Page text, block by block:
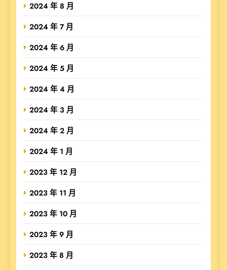
2024 年 8 月
2024 年 7 月
2024 年 6 月
2024 年 5 月
2024 年 4 月
2024 年 3 月
2024 年 2 月
2024 年 1 月
2023 年 12 月
2023 年 11 月
2023 年 10 月
2023 年 9 月
2023 年 8 月